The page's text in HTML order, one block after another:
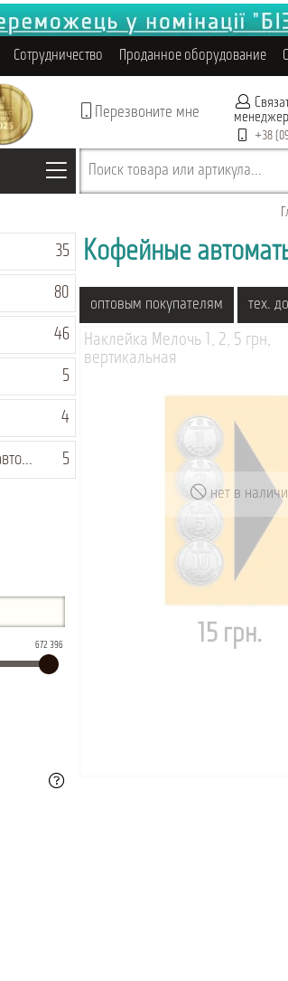
Сотрудничество Проданное оборудование
Перезвоните мне
+38
Поиск товара или артикула...
Кофейные
35
80
46
5
4
Средства по уходу за кофейными автоматами 5
672 396
оптовым покупателям тех.
нет в
Наклейка Мелочь 1, 2, 5 грн,
вертикальная
15 грн.